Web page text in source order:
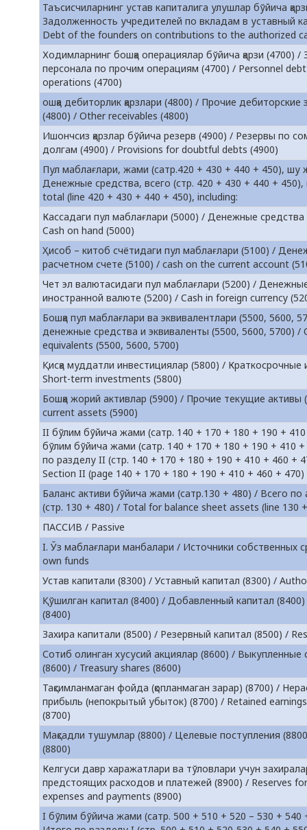
Таъсисчиларнинг устав капиталига улушлар бўйича
Задолженность учредителей по вкладам в уставный
Debt of the founders on contributions to the authorized
Ходимларнинг бошқа операциялар бўйича қарзи (4700)
персонала по прочим операциям (4700) / Personnel
operations (4700)
ошқа дебиторлик қарзлари (4800) / Прочие
(4800) / Other receivables (4800)
Ишончсиз қарзлар бўйича резерв (4900) / Резервы по
долгам (4900) / Provisions for doubtful debts (4900)
Пул маблағлари, жами (сатр.420 + 430 + 440 + 450), шу
Денежные средства, всего (стр. 420 + 430 + 440 +
total (line 420 + 430 + 440 + 450), including:
Кассадаги пул маблағлари (5000) / Денежные средства
Cash on hand (5000)
Ҳисоб – китоб счётидаги пул маблағлари (5100) /
расчетном счете (5100) / cash on the current account
Чет эл валютасидаги пул маблағлари (5200) /
иностранной валюте (5200) / Cash in foreign currency
Бошқа пул маблағлари ва эквивалентлари (5500, 5600,
денежные средства и эквиваленты (5500, 5600, 5700) /
equivalents (5500, 5600, 5700)
Қисқа муддатли инвестициялар (5800) / Краткосрочные
Short-term investments (5800)
Бошқа жорий активлар (5900) / Прочие текущие активы
current assets (5900)
II бўлим бўйича жами (сатр. 140 + 170 + 180 + 190 +
бўлим бўйича жами (сатр. 140 + 170 + 180 + 190 + 410
по разделу II (стр. 140 + 170 + 180 + 190 + 410 + 460 +
Section II (page 140 + 170 + 180 + 190 + 410 + 460 + 470)
Баланс активи бўйича жами (сатр.130 + 480) / Всего по
(стр. 130 + 480) / Total for balance sheet assets (line 130
ПАССИВ / Passive
I. Ўз маблағлари манбалари / Источники собственных
own funds
Устав капитали (8300) / Уставный капитал (8300) /
Қўшилган капитал (8400) / Добавленный капитал
(8400)
Захира капитали (8500) / Резервный капитал (8500) /
Сотиб олинган хусусий акциялар (8600) / Выкупленные
(8600) / Treasury shares (8600)
Тақсимланмаган фойда (қопланмаган зарар) (8700) /
прибыль (непокрытый убыток) (8700) / Retained
(8700)
Мақсадли тушумлар (8800) / Целевые поступления
(8800)
Келгуси давр харажатлари ва тўловлари учун
предстоящих расходов и платежей (8900) / Reserves
expenses and payments (8900)
I бўлим бўйича жами (сатр. 500 + 510 + 520 – 530 + 540